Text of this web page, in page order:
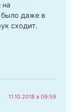
на
было даже в
сходит.
11.10.2018 в 09:59